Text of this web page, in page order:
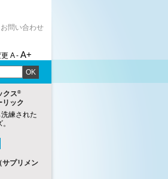
お問い合わせ
A - A+
OK
クス®
リック
練された
サプリメン